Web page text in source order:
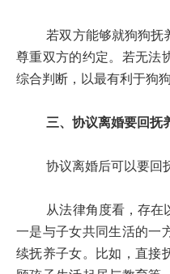
若双方能够就狗狗抚养
尊重双方的约定。若无法
综合判断，以最有利于狗
三、协议离婚要回抚
协议离婚后可以要回抚
从法律角度看，存在以
一是与子女共同生活的一
续抚养子女。比如，直接